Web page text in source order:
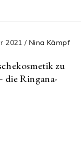
2021/ Nina Kämpf
zu
die Ringana-